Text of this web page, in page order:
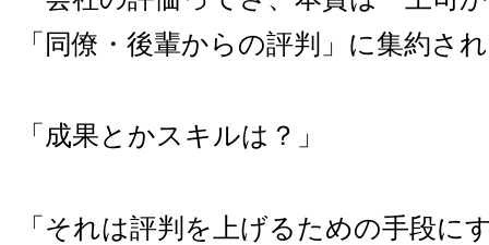
「同僚・後輩からの評判」に集約さ
「成果とかスキルは？」
「それは評判を上げるための手段に